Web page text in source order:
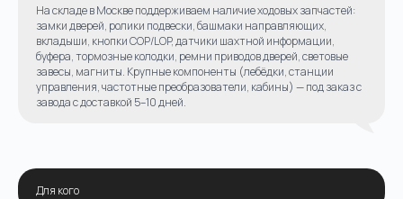
На складе в Москве поддерживаем наличие ходовых запчастей:
замки дверей, ролики подвески, башмаки направляющих,
вкладыши, кнопки COP/LOP, датчики шахтной информации,
буфера, тормозные колодки, ремни приводов дверей, световые
завесы, магниты. Крупные компоненты (лебёдки, станции
управления, частотные преобразователи, кабины) — под заказ с
завода с доставкой 5–10 дней.
Для кого